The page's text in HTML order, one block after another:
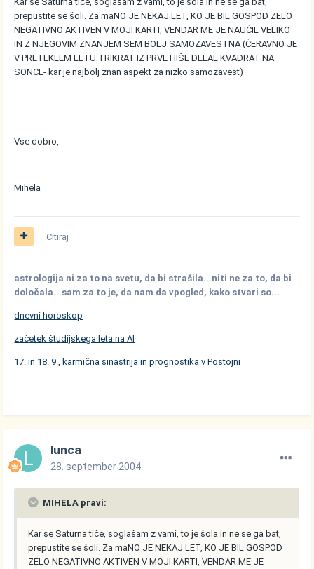
prepustite se šoli. Za maNO JE NEKAJ LET, KO JE BIL GOSPOD ZELO
NEGATIVNO AKTIVEN V MOJI KARTI, VENDAR ME JE NAUČIL VELIKO
IN Z NJEGOVIM ZNANJEM SEM BOLJ SAMOZAVESTNA (ČERAVNO JE
V PRETEKLEM LETU TRIKRAT IZ PRVE HIŠE DELAL KVADRAT NA
SONCE- kar je najbolj znan aspekt za nizko samozavest)
Vse dobro,
Mihela
Citiraj
astrologija ni za to na svetu, da bi strašila...niti ne za to, da bi
določala...sam za to je, da nam da vpogled, kako stvari so...
dnevni horoskop
začetek študijskega leta na AI
17. in 18. 9., karmična sinastrija in prognostika v Postojni
lunca
28. september 2004
MIHELA pravi:
Kar se Saturna tiče, soglašam z vami, to je šola in ne se ga bat,
prepustite se šoli. Za maNO JE NEKAJ LET, KO JE BIL GOSPOD
ZELO NEGATIVNO AKTIVEN V MOJI KARTI, VENDAR ME JE